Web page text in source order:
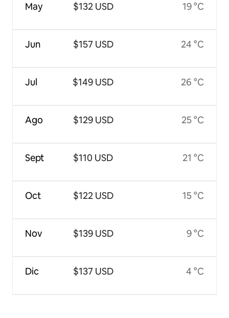
May
Jun
Jul
Ago
Sept
Oct
Nov
Dic
$132 USD
$157 USD
$149 USD
$129 USD
$110 USD
$122 USD
$139 USD
$137 USD
19 °C
24 °C
26 °C
25 °C
21 °C
15 °C
9 °C
4 °C